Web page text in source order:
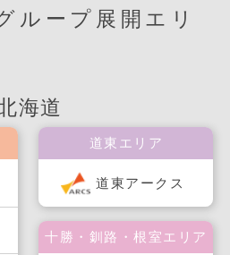
ループ展開エリ
海道
道東エリア
道東アークス
十勝・釧路・根室エリア